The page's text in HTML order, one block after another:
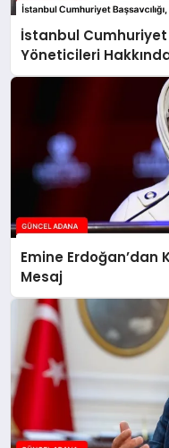
İstanbul Cumhuriyet
Yöneticileri
Emine Erdoğan’dan
Mesaj